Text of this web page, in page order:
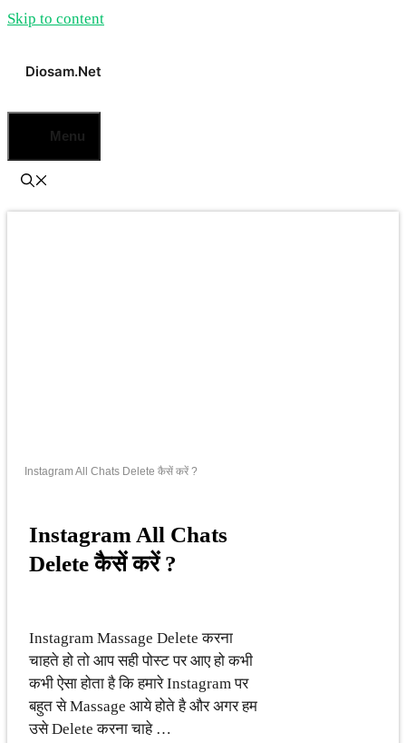
Skip to content
Diosam.net
Menu
Instagram All Chats Delete कैसें करें ?
Instagram All Chats
Delete कैसें करें ?
Instagram Massage Delete करना
चाहते हो तो आप सही पोस्ट पर आए हो कभी
कभी ऐसा होता है कि हमारे Instagram पर
बहुत से Massage आये होते है और अगर हम
उसे Delete करना चाहे …